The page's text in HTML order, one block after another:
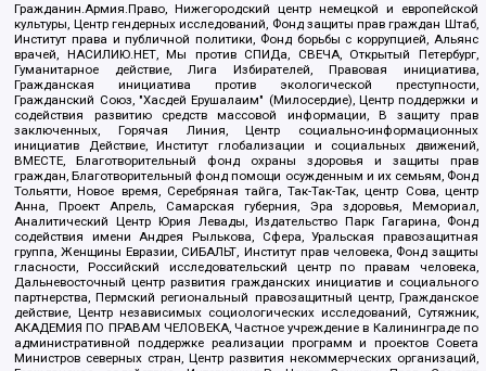
Гражданин.Армия.Право, Нижегородский центр немецкой и европейской
культуры, Центр гендерных исследований, Фонд защиты прав граждан Штаб,
Институт права и публичной политики, Фонд борьбы с коррупцией, Альянс
врачей, НАСИЛИЮ.НЕТ, Мы против СПИДа, СВЕЧА, Открытый Петербург,
Гуманитарное действие, Лига Избирателей, Правовая инициатива,
Гражданская инициатива против экологической преступности,
Гражданский Союз, "Хасдей Ерушалаим" (Милосердие), Центр поддержки и
содействия развитию средств массовой информации, В защиту прав
заключенных, Горячая Линия, Центр социально-информационных
инициатив Действие, Институт глобализации и социальных движений,
ВМЕСТЕ, Благотворительный фонд охраны здоровья и защиты прав
граждан, Благотворительный фонд помощи осужденным и их семьям, Фонд
Тольятти, Новое время, Серебряная тайга, Так-Так-Так, центр Сова, центр
Анна, Проект Апрель, Самарская губерния, Эра здоровья, Мемориал,
Аналитический Центр Юрия Левады, Издательство Парк Гагарина, Фонд
содействия имени Андрея Рылькова, Сфера, Уральская правозащитная
группа, Женщины Евразии, СИБАЛЬТ, Институт прав человека, Фонд защиты
гласности, Российский исследовательский центр по правам человека,
Дальневосточный центр развития гражданских инициатив и социального
партнерства, Пермский региональный правозащитный центр, Гражданское
действие, Центр независимых социологических исследований, Сутяжник,
АКАДЕМИЯ ПО ПРАВАМ ЧЕЛОВЕКА, Частное учреждение в Калининграде по
административной поддержке реализации программ и проектов Совета
Министров северных стран, Центр развития некоммерческих организаций,